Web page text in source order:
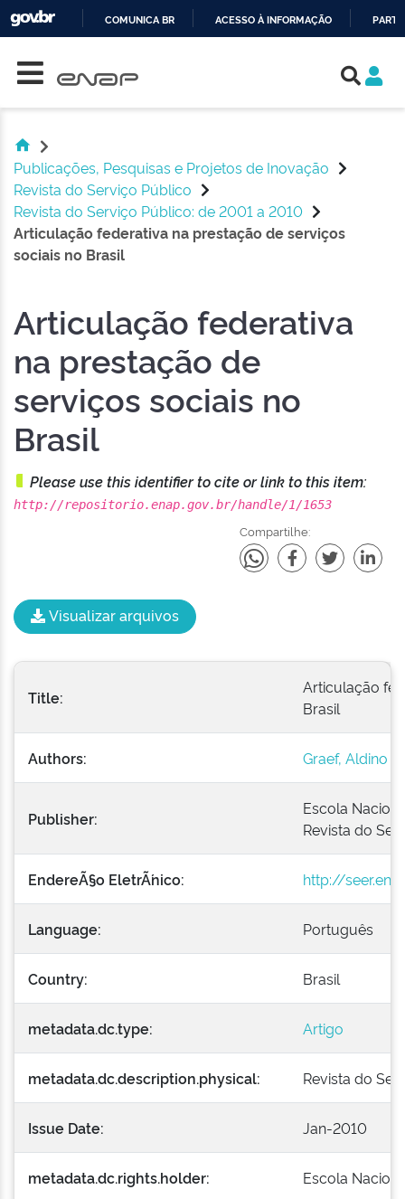
COMUNICA BR ACESSO À INFORMAÇÃO
Publicações, Pesquisas e Projetos de Inovação
Revista do Serviço Público
Revista do Serviço Público: de 2001 a 2010
Articulação federativa na prestação de serviços
sociais no Brasil
Articulação federativa
na prestação de
serviços sociais no
Brasil
Please use this identifier to cite or link to this item:
http://repositorio.enap.gov.br/handle/1/1653
Compartilhe:
Visualizar arquivos
Title:
Articulação
Brasil
Authors: Graef, Aldino
Publisher:
Escola
Revista do
EndereÃ§o EletrÃ´nico: http://
Language: Português
Country: Brasil
metadata.dc.type: Artigo
metadata.dc.description.physical: Revista do
Issue Date: Jan-2010
metadata.dc.rights.holder: Escola